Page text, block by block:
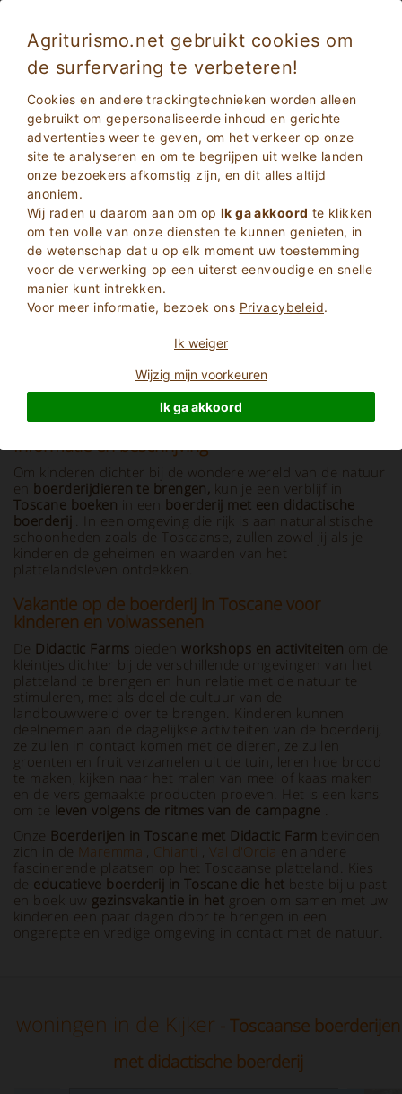
Agriturismo.net gebruikt cookies om
de surfervaring te verbeteren!
Cookies en andere trackingtechnieken worden alleen
gebruikt om gepersonaliseerde inhoud en gerichte
advertenties weer te geven, om het verkeer op onze
site te analyseren en om te begrijpen uit welke landen
onze bezoekers afkomstig zijn, en dit alles altijd
anoniem.
Wij raden u daarom aan om op Ik ga akkoord te klikken
om ten volle van onze diensten te kunnen genieten, in
de wetenschap dat u op elk moment uw toestemming
voor de verwerking op een uiterst eenvoudige en snelle
manier kunt intrekken.
Voor meer informatie, bezoek ons Privacybeleid.
Ik weiger
Wijzig mijn voorkeuren
Ik ga akkoord
Vakantie met kinderen: Toscaanse educatieve
boerderijen
2Volwassenen
0Kinderen ZOEKEN
Informatie en beschrijving
Om kinderen dichter bij de wondere wereld van de natuur
en boerderijdieren te brengen, kun je een verblijf in
Toscane boeken in een boerderij met een didactische
boerderij. In een omgeving die rijk is aan naturalistische
schoonheden zoals de Toscaanse, zullen zowel jij als je
kinderen de geheimen en waarden van het
plattelandsleven ontdekken.
Vakantie op de boerderij in Toscane voor
kinderen en volwassenen
De Didactic Farms bieden workshops en activiteiten om de
kleintjes dichter bij de verschillende omgevingen van het
platteland te brengen en hun relatie met de natuur te
stimuleren, met als doel de cultuur van de
landbouwwereld over te brengen. Kinderen kunnen
deelnemen aan de dagelijkse activiteiten van de boerderij,
ze zullen in contact komen met de dieren, ze zullen
groenten en fruit verzamelen uit de tuin, leren hoe brood
te maken, kijken naar het malen van meel of kaas maken
en de vers gemaakte producten proeven. Het is een kans
om te leven volgens de ritmes van de campagne .
Onze Boerderijen in Toscane met Didactic Farm bevinden
zich in de Maremma , Chianti , Val d'Orcia en andere
fascinerende plaatsen op het Toscaanse platteland. Kies
de educatieve boerderij in Toscane die het beste bij u past
en boek uw gezinsvakantie in het groen om samen met uw
kinderen een paar dagen door te brengen in een
ongerepte en vredige omgeving in contact met de natuur.
woningen in de Kijker - Toscaanse boerderijen
met didactische boerderij